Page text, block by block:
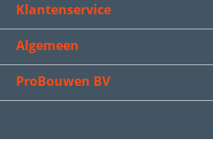
Klantenservice
Algemeen
ProBouwen BV